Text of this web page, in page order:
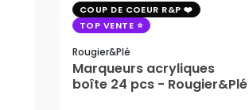
COUP DE COEUR R&P
TOP VENTE
Rougier&plé
Marqueurs acryliques
boîte 24 pcs - Rougier&Plé